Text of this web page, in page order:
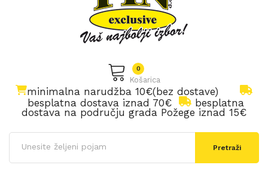
Košarica
0
minimalna narudžba 10€(bez dostave)
besplatna dostava iznad 70€
besplatna
dostava na području grada Požege iznad 15€
Pretraži